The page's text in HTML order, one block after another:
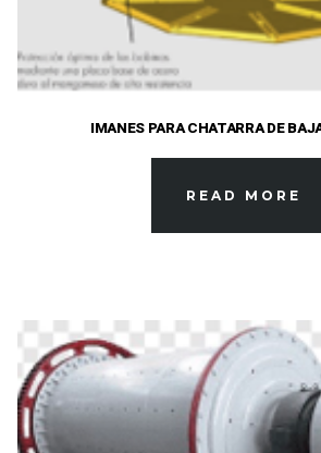
IMANES PARA CHATARRA DE
READ MORE